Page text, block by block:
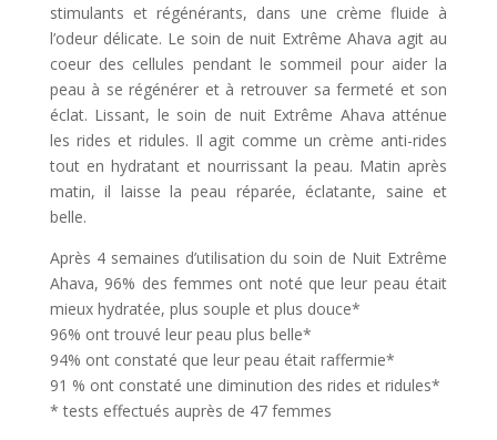
stimulants et régénérants, dans une crème fluide à
l’odeur délicate. Le soin de nuit Extrême Ahava agit au
coeur des cellules pendant le sommeil pour aider la
peau à se régénérer et à retrouver sa fermeté et son
éclat. Lissant, le soin de nuit Extrême Ahava atténue
les rides et ridules. Il agit comme un crème anti-rides
tout en hydratant et nourrissant la peau. Matin après
matin, il laisse la peau réparée, éclatante, saine et
belle.
Après 4 semaines d’utilisation du soin de Nuit Extrême
Ahava, 96% des femmes ont noté que leur peau était
mieux hydratée, plus souple et plus douce*
96% ont trouvé leur peau plus belle*
94% ont constaté que leur peau était raffermie*
91 % ont constaté une diminution des rides et ridules*
* tests effectués auprès de 47 femmes